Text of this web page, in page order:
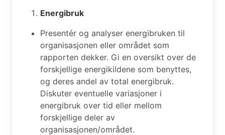
Energibruk
Presentér og analyser energibruken til
organisasjonen eller området som
rapporten dekker. Gi en oversikt over de
forskjellige energikildene som benyttes,
og deres andel av total energibruk.
Diskuter eventuelle variasjoner i
energibruk over tid eller mellom
forskjellige deler av
organisasjonen/området.